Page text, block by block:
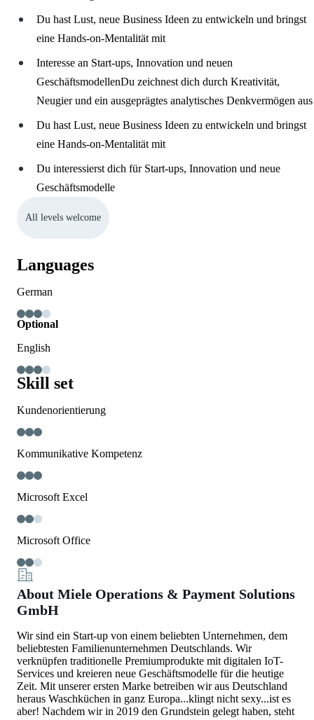
Du hast Lust, neue Business Ideen zu entwickeln und bringst
eine Hands-on-Mentalität mit
Interesse an Start-ups, Innovation und neuen
GeschäftsmodellenDu zeichnest dich durch Kreativität,
Neugier und ein ausgeprägtes analytisches Denkvermögen aus
Du hast Lust, neue Business Ideen zu entwickeln und bringst
eine Hands-on-Mentalität mit
Du interessierst dich für Start-ups, Innovation und neue
Geschäftsmodelle
All levels welcome
Languages
German
Optional
English
Skill set
Kundenorientierung
Kommunikative Kompetenz
Microsoft Excel
Microsoft Office
About Miele Operations & Payment Solutions
GmbH
Wir sind ein Start-up von einem beliebten Unternehmen, dem
beliebtesten Familienunternehmen Deutschlands. Wir
verknüpfen traditionelle Premiumprodukte mit digitalen IoT-
Services und kreieren neue Geschäftsmodelle für die heutige
Zeit. Mit unserer ersten Marke betreiben wir aus Deutschland
heraus Waschküchen in ganz Europa...klingt nicht sexy...ist es
aber! Nachdem wir in 2019 den Grundstein gelegt haben, steht